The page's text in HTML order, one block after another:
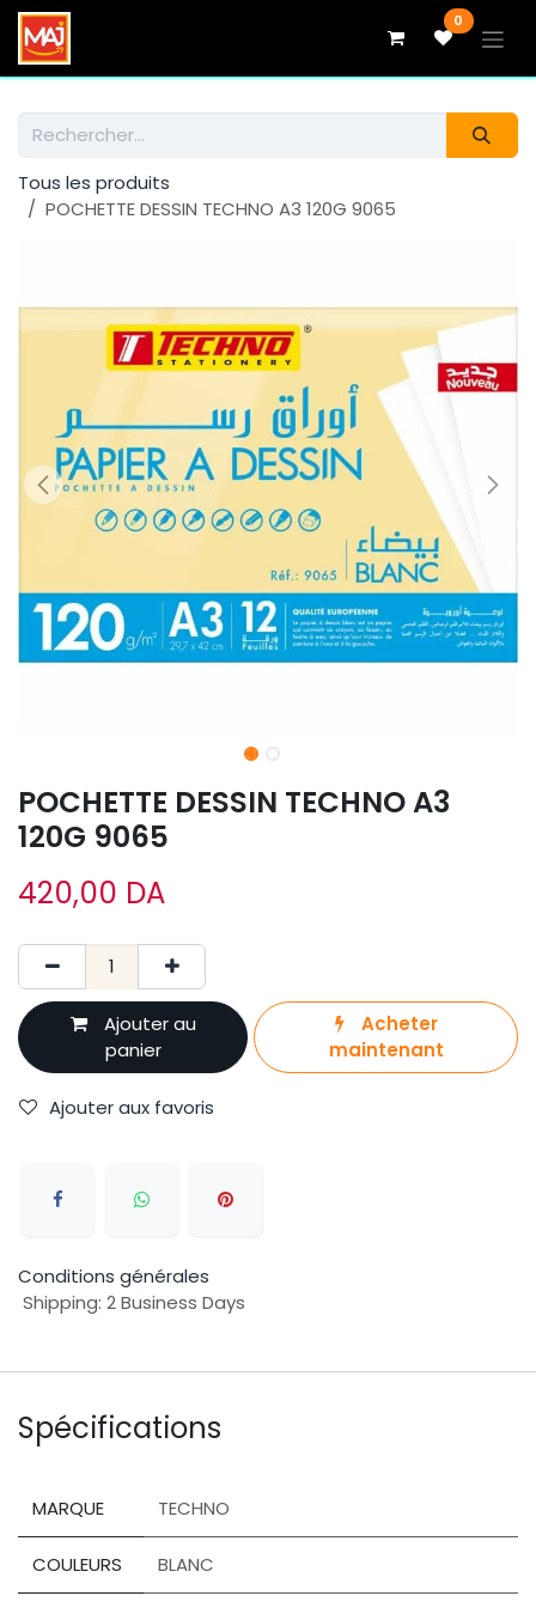
Se rendre au contenu 0
Tous les produits
POCHETTE DESSIN TECHNO A3 120G 9065
POCHETTE DESSIN TECHNO A3
120G 9065
420,00 DA
Ajouter au
panier
Acheter
maintenant
Ajouter aux favoris
Conditions générales
Shipping: 2 Business Days
Spécifications
MARQUE TECHNO
COULEURS BLANC